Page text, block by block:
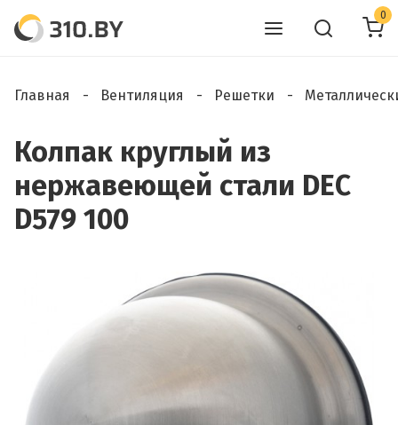
0
Главная Вентиляция Решетки
Колпак круглый из
нержавеющей стали DEC
D579 100